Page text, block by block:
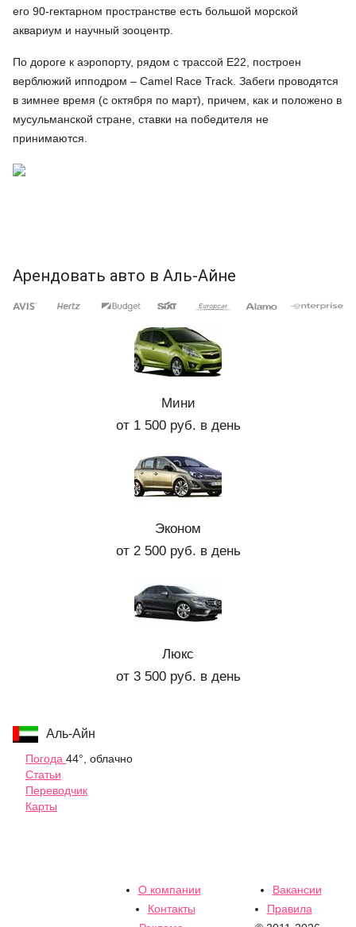
его 90-гектарном пространстве есть большой морской
аквариум и научный зооцентр.
По дороге к аэропорту, рядом с трассой Е22, построен
верблюжий ипподром – Camel Race Track. Забеги проводятся
в зимнее время (с октября по март), причем, как и положено в
мусульманской стране, ставки на победителя не
принимаются.
Арендовать авто в Аль-Айне
Мини
от 1 500 руб. в день
Эконом
от 2 500 руб. в день
Люкс
от 3 500 руб. в день
Аль-Айн
Погода 44°, облачно
Статьи
Переводчик
Карты
О компании
Вакансии
Контакты
Правила